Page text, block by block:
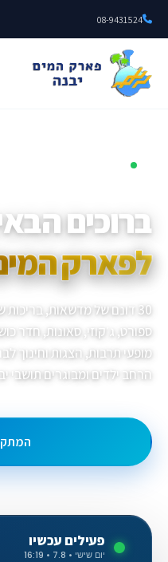
08-9431524
ברוכים
לפארק
30 דונם של מדשאות,
ספורט, ג׳קוזי, סאונות, חדר
מופעי תרבות, הצגות וחינוך
הרחב ילדים ומבוגרים תושבי
פעילים עכשיו
יום שישי • 7.8 • 16:19